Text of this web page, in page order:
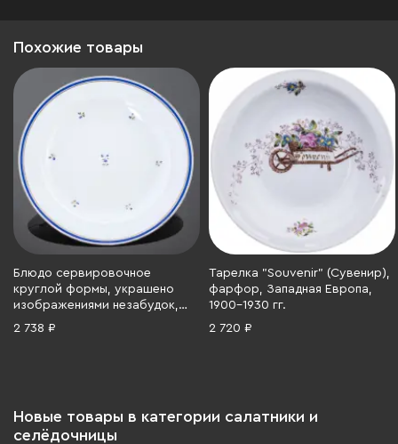
Похожие товары
Блюдо сервировочное
круглой формы, украшено
изображениями незабудок,
Ackermann & Fritze, фарфор,
2 738 ₽
Тарелка "Souvenir" (Сувенир),
фарфор, Западная Европа,
1900-1930 гг.
2 720 ₽
Новые товары в категории салатники и
селёдочницы